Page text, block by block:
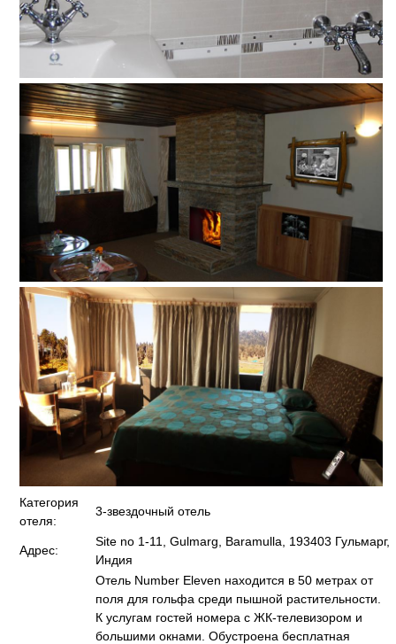
Категория
отеля:
3-звездочный отель
Адрес:
Site no 1-11, Gulmarg, Baramulla, 193403 Гульмарг,
Индия
Отель Number Eleven находится в 50 метрах от
поля для гольфа среди пышной растительности.
К услугам гостей номера с ЖК-телевизором и
большими окнами. Обустроена бесплатная